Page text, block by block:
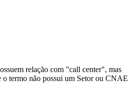
relação com "call center", mas
o termo não possui um Setor ou CNAE